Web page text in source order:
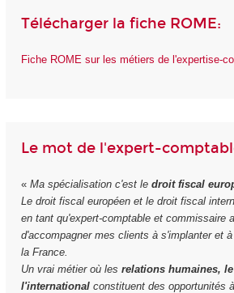
Télécharger la fiche ROME:
Fiche ROME sur les métiers de l'expertise-
Le mot de l'expert-
« Ma spécialisation c'est le droit fiscal
Le droit fiscal européen et le droit fiscal
en tant qu'expert-comptable et commissaire
d'accompagner mes clients à s'implanter et
la France.
Un vrai métier où les relations humaines,
l'internationalconstituent des opportunités